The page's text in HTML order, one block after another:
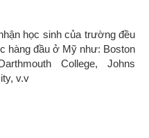
học sinh của trường đều
hàng đầu ở Mỹ như: Boston
College, Johns
v.v